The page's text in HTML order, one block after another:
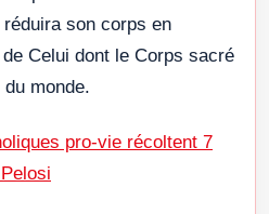
son corps en
Celui dont le Corps sacré
monde.
pro-vie récoltent 7